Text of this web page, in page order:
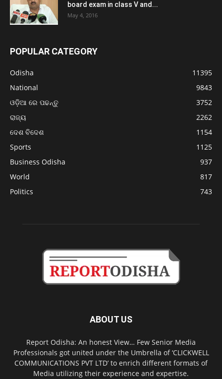
board exam in class V and...
May 4, 2016
POPULAR CATEGORY
Odisha
11395
National
9843
ଓଡ଼ିଆ ରେ ପଢନ୍ତୁ
3752
ରାଜ୍ୟ
2262
ଦେଶ ବିଦେଶ
1154
Sports
1125
Business Odisha
937
World
817
Politics
743
ABOUT US
Report Odisha: An honest View… Few Senior Media
Professionals got united under the Umbrella of ‘CLICKWELL
COMMUNICATIONS PVT LTD’ to enrich different formats of
Media utilizing their experience and expertise.